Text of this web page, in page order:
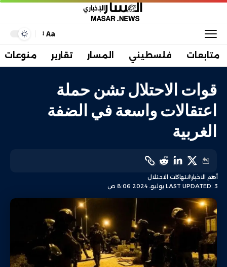
Aa
متابعات فلسطيني المسار تقارير منوعات
قوات الاحتلال تشن حملة
اعتقالات واسعة في الضفة
الغربية
LAST UPDATED: 3 يوليو، 2024 8:06 ص
أهم الاخبارانتهاكات الاحتلال